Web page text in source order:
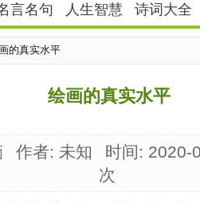
言名句 人生智慧 诗词大全
的真实水平
绘画的真实水平
作者: 未知
时间: 2020-
次